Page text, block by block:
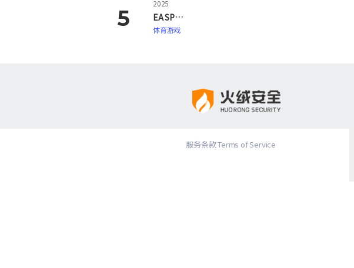
2025
EA SPORTS FC 26
体育游戏
服务条款 Terms of Service